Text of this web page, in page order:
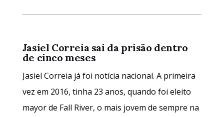
Jasiel Correia sai da prisão dentro
de cinco meses
Jasiel Correia já foi notícia nacional. A primeira
vez em 2016, tinha 23 anos, quando foi eleito
mayor de Fall River, o mais jovem de sempre na